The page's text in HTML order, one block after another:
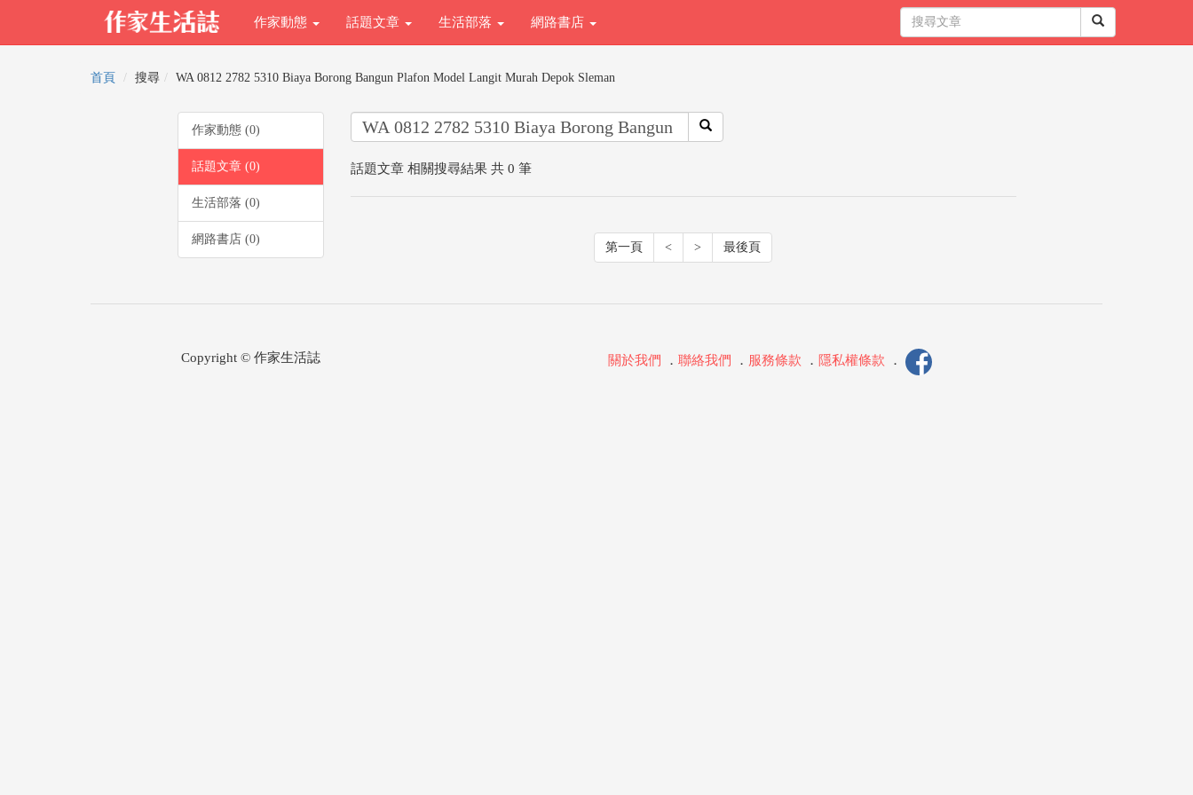
作家動態 話題文章 生活部落 網路書店
首頁 搜尋 WA 0812 2782 5310 Biaya Borong Bangun Plafon Model Langit Murah Depok Sleman
作家動態 (0)
話題文章 (0)
生活部落 (0)
網路書店 (0)
話題文章 相關搜尋結果 共 0 筆
第一頁 < > 最後頁
Copyright © 作家生活誌 關於我們 ． 聯絡我們 ． 服務條款 ． 隱私權條款 ．